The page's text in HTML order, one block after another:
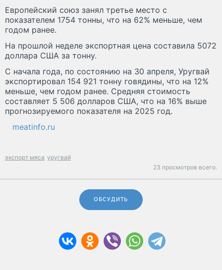
Европейский союз занял третье место с
показателем 1754 тонны, что на 62% меньше, чем
годом ранее.
На прошлой неделе экспортная цена составила 5072
доллара США за тонну.
С начала года, по состоянию на 30 апреля, Уругвай
экспортировал 154 921 тонну говядины, что на 12%
меньше, чем годом ранее. Средняя стоимость
составляет 5 506 долларов США, что на 16% выше
прогнозируемого показателя на 2025 год.
meatinfo.ru
экспорт мяса уругвай
23 просмотров всего.
ОБСУДИТЬ